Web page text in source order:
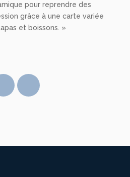
pour reprendre des
grâce à une carte variée
et boissons. »